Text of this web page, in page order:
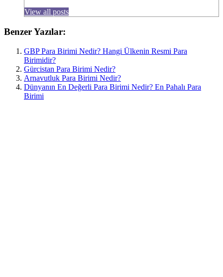
View all posts
Benzer Yazılar:
GBP Para Birimi Nedir? Hangi Ülkenin Resmi Para
Birimidir?
Gürcistan Para Birimi Nedir?
Arnavutluk Para Birimi Nedir?
Dünyanın En Değerli Para Birimi Nedir? En Pahalı Para
Birimi